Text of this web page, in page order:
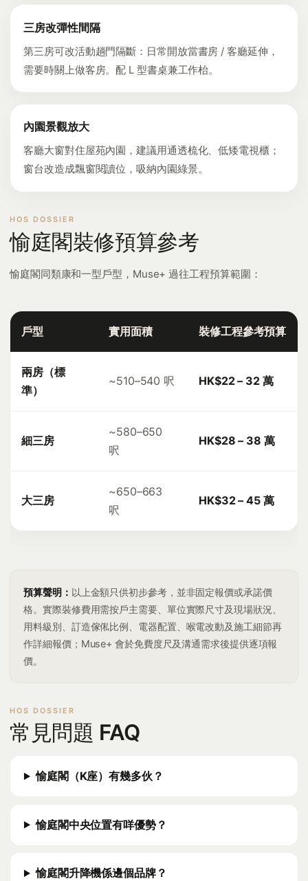
三房改彈性間隔
第三房可改活動趟門隔斷：日常開放當書房 / 客廳延伸，
需要時關上做客房。配 L 型書桌兼工作枱。
內園景觀放大
客廳大窗對住屋苑內園，建議用通透梳化、低矮電視櫃；
窗台改造成飄窗閱讀位，吸納內園綠景。
愉庭閣裝修預算參考
愉庭閣同類康和一型戶型，Muse+ 過往工程預算範圍：
戶型 實用面積 裝修工程參考預算
兩房（標
準）
~510–540 呎 HK$22 – 32 萬
細三房
~580–650
呎
HK$28 – 38 萬
大三房
~650–663
呎
HK$32 – 45 萬
預算聲明： 以上金額只供初步參考，並非固定報價或承諾價
格。實際裝修費用需按戶主需要、單位實際尺寸及現場狀況、
用料級別、訂造傢俬比例、電器配置、喉電改動及施工細節再
作詳細報價；Muse+ 會於免費度尺及溝通需求後提供逐項報
價。
常見問題 FAQ
愉庭閣（K座）有幾多伙？
愉庭閣中央位置有咩優勢？
愉庭閣升降機係邊個品牌？